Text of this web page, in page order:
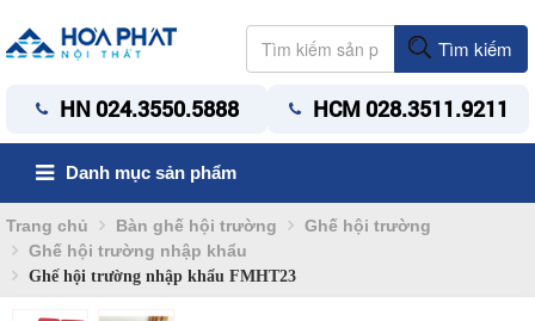
Tìm kiếm
HN 024.3550.5888 HCM 028.3511.9211
Danh mục sản phẩm
Trang chủ Bàn ghế hội trường
Ghế hội trường
Ghế hội trường nhập khẩu
Ghế hội trường nhập khẩu FMHT23